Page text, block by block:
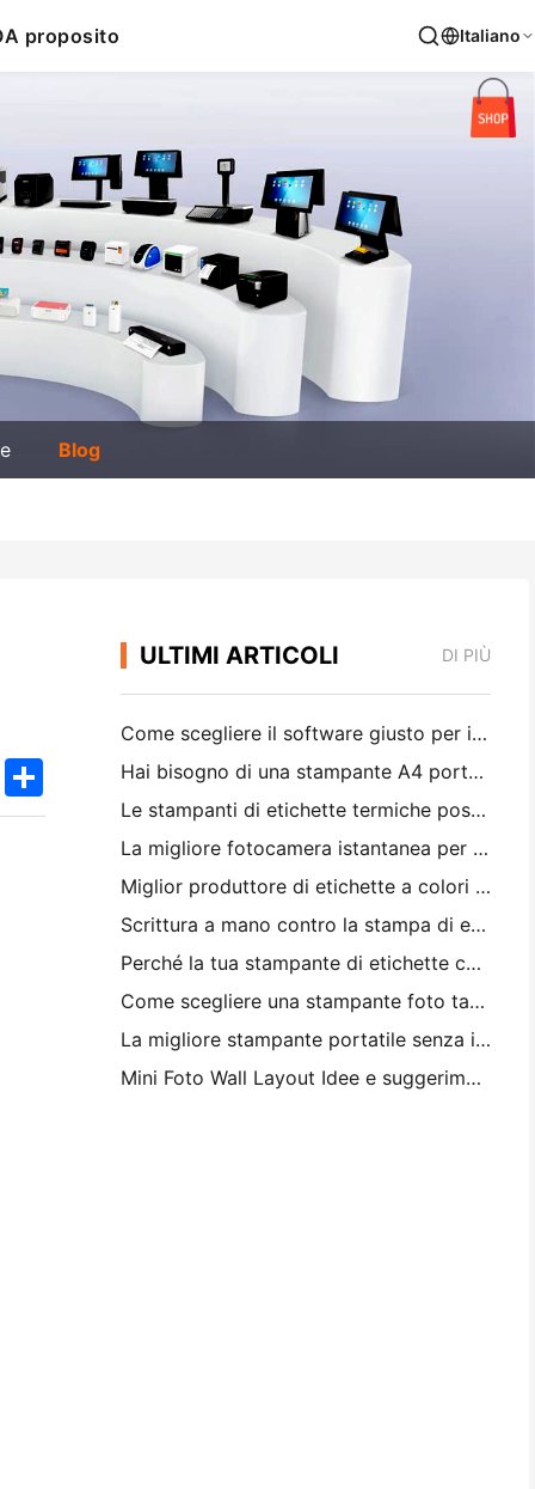
A proposito Italiano
Blog
TwitterShare
ULTIMI ARTICOLI DI PIÙ
Come scegliere il software giusto per il tuo ristorante di piccole o medie dimensioni
Hai bisogno di una stampante A4 portatile per le fatture di magazzino? Cosa funziona davvero
Le stampanti di etichette termiche possono fare etichette impermeabili per prodotti di piccole imprese?
La migliore fotocamera istantanea per i principianti che non vogliono sprecare carta
Miglior produttore di etichette a colori per il journaling e lo scrapbooking: aggiungere più colori ad ogni pagina
Scrittura a mano contro la stampa di etichette di spedizione: consigli per le piccole imprese nel 2026
Perché la tua stampante di etichette continua a bloccare?
Come scegliere una stampante foto tascabile: una guida completa per gli utenti di giornali, viaggi e iPhone
La migliore stampante portatile senza inchiostro per viaggi, scuola e lavoro mobile: Hanin MT620 Pro Recensione
Mini Foto Wall Layout Idee e suggerimenti per la decorazione della camera da letto e del dormitorio